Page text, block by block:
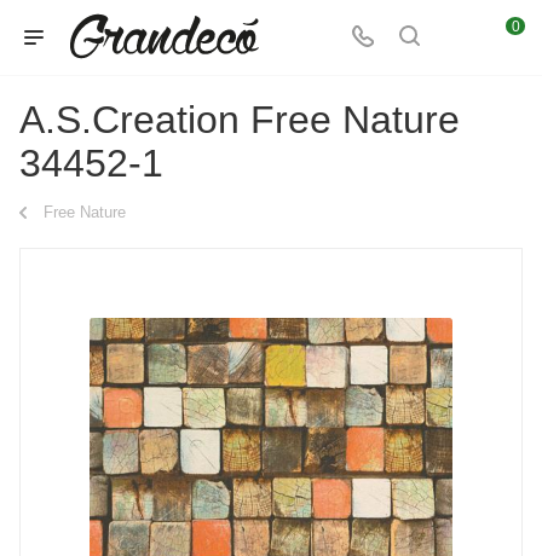
0
A.S.Creation Free Nature
34452-1
Free Nature